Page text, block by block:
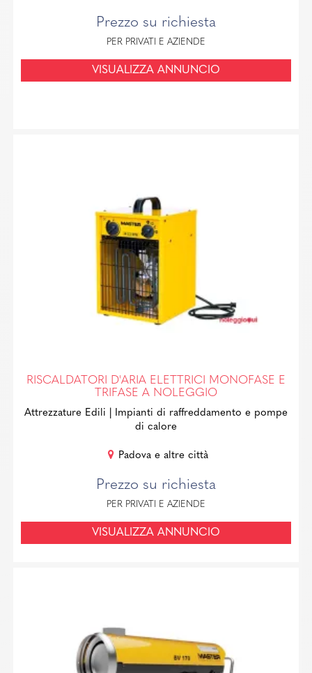
Prezzo su richiesta
PER PRIVATI E AZIENDE
VISUALIZZA ANNUNCIO
RISCALDATORI D'ARIA ELETTRICI MONOFASE E
TRIFASE A NOLEGGIO
Attrezzature Edili
| Impianti di raffreddamento e pompe
di calore
Padova e altre città
Prezzo su richiesta
PER PRIVATI E AZIENDE
VISUALIZZA ANNUNCIO